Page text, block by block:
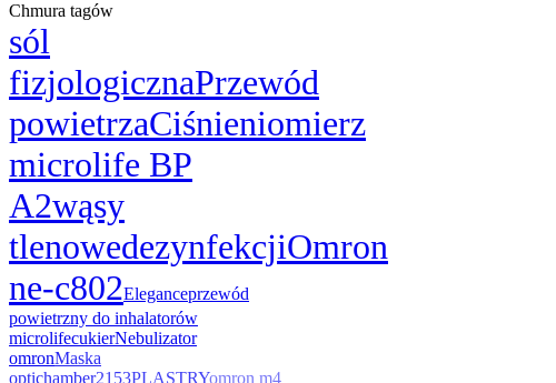
Chmura tagów
sól
fizjologicznaPrzewód
powietrzaCiśnieniomierz
microlife BP
A2wąsy
tlenowedezynfekcjiOmron
ne-c802Eleganceprzewód
powietrzny do inhalatorów
microlifecukierNebulizator
omronMaska
optichamber2153PLASTRYomron m4